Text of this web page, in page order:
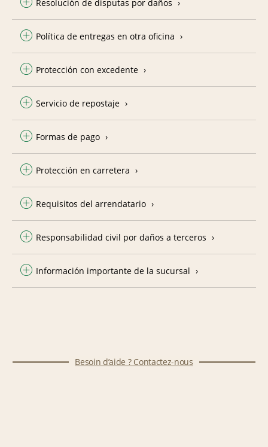
Resolución de disputas por daños
Política de entregas en otra oficina
Protección con excedente
Servicio de repostaje
Formas de pago
Protección en carretera
Requisitos del arrendatario
Responsabilidad civil por daños a terceros
Información importante de la sucursal
Besoin d’aide ? Contactez-nous